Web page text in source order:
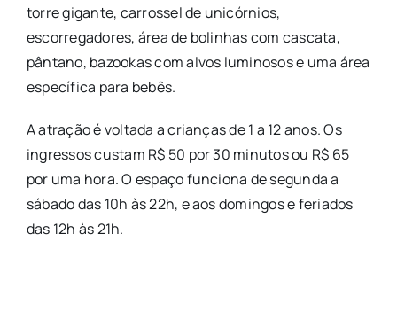
torre gigante, carrossel de unicórnios,
escorregadores, área de bolinhas com cascata,
pântano, bazookas com alvos luminosos e uma área
específica para bebês.
A atração é voltada a crianças de 1 a 12 anos. Os
ingressos custam R$ 50 por 30 minutos ou R$ 65
por uma hora. O espaço funciona de segunda a
sábado das 10h às 22h, e aos domingos e feriados
das 12h às 21h.